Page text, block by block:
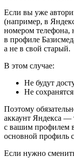
Если вы уже
(например, в
номером
в профиле
а не в свой старый.
В этом случае:
Не будут
Не
Поэтому
аккаунт Яндекса —
с вашим профилем
основной профиль
Если нужно